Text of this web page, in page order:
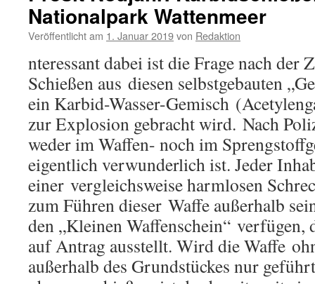
Nationalpark Wattenmeer
Veröffentlicht am 1. Januar 2019von Redaktion
nteressant dabei ist die Frage nach der
Schießen aus diesen selbstgebauten
ein Karbid-Wasser-Gemisch
zur Explosion gebracht wird. Nach
weder im Waffen- noch im
eigentlich verwunderlich ist. Jeder
einer vergleichsweise harmlosen
zum Führen dieser Waffe außerhalb
den „Kleinen Waffenschein“ verfügen,
auf Antrag ausstellt. Wird die Waffe
außerhalb des Grundstückes nur